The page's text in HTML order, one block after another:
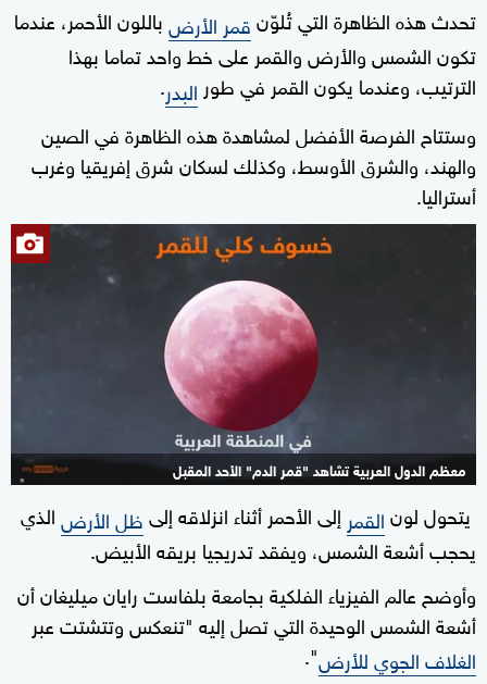
تحدث هذه الظاهرة التي تُلوّنقمر الأرضباللون الأحمر، عندما
تكون الشمس والأرض والقمر على خط واحد تماما بهذا
الترتيب، وعندما يكون القمر في طور البدر.
وستتاح الفرصة الأفضل لمشاهدة هذه الظاهرة في الصين
والهند، والشرق الأوسط، وكذلك لسكان شرق إفريقيا وغرب
أستراليا.
معظم الدول العربية تشاهد "قمر الدم" الأحد المقبل
1+ يتحول لونالقمر إلى الأحمر أثناء انزلاقه إلىظل الأرضالذي
يحجب أشعة الشمس، ويفقد تدريجيا بريقه الأبيض.
وأوضح عالم الفيزياء الفلكية بجامعة بلفاست رايان ميليغان أن
أشعة الشمس الوحيدة التي تصل إليه "تنعكس وتتشتت عبر
الغلاف الجوي للأرض".